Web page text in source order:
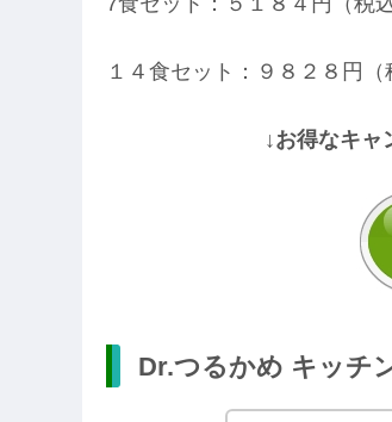
１４食セット：９８２８円
↓お得なキャ
Dr.つるかめ キッチ